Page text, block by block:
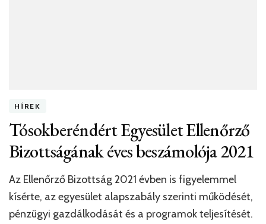
HÍREK
Tósokberéndért Egyesület Ellenőrző
Bizottságának éves beszámolója 2021
Az Ellenőrző Bizottság 2021 évben is figyelemmel
kísérte, az egyesület alapszabály szerinti működését,
pénzügyi gazdálkodását és a programok teljesítését.